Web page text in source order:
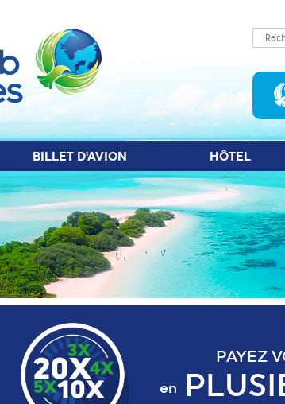
BILLET D'AVION HÔTEL
PAYEZ
en